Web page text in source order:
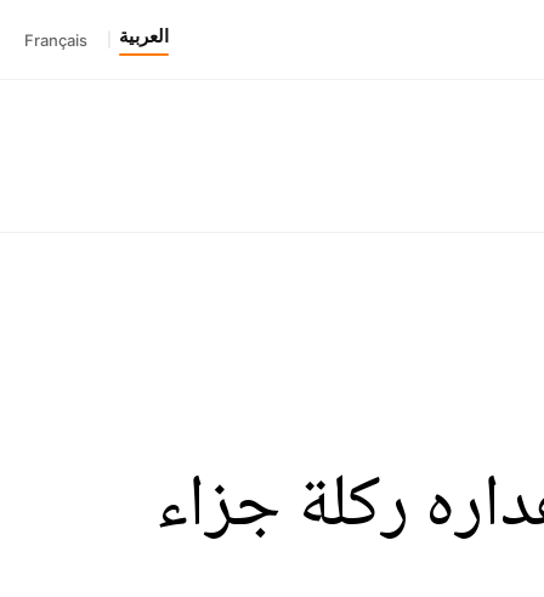
العربية Français
ركلة جزاء